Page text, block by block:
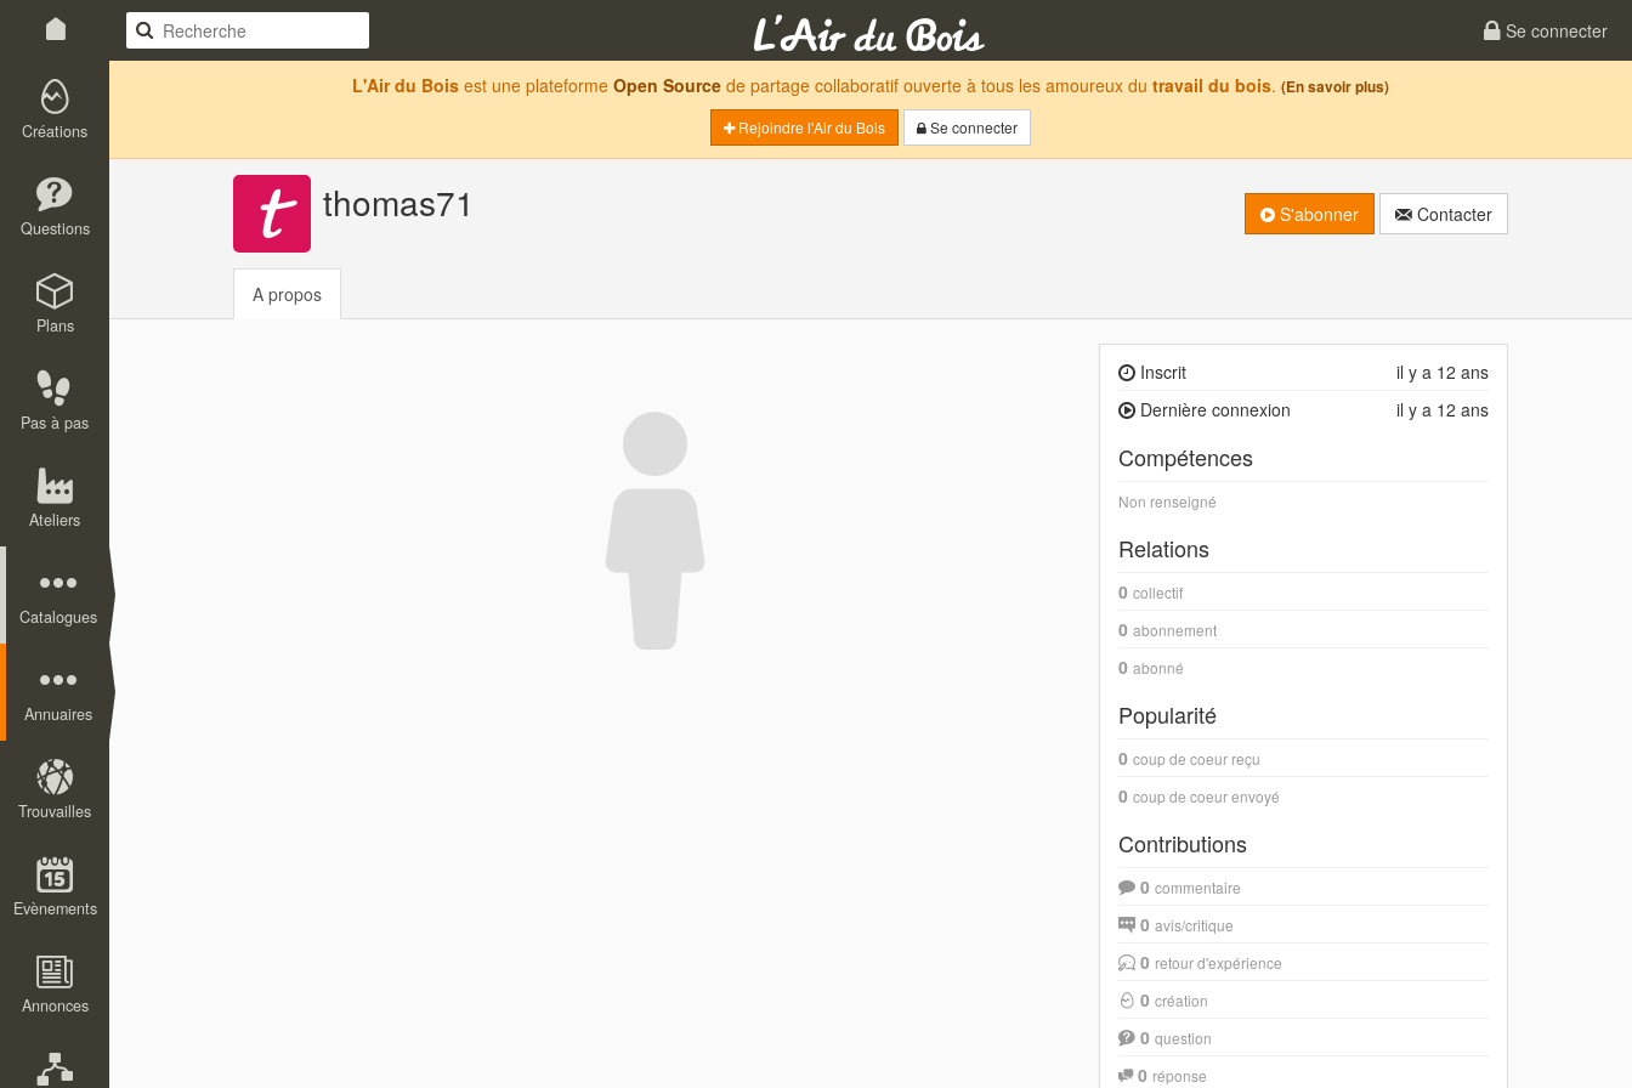
Se connecter
Créations
Questions
Plans
Pas à pas
Ateliers
Catalogues
Annuaires
Trouvailles
Evènements
Annonces
L'Air du Bois est une plateforme Open Source de partage collaboratif ouverte à tous les amoureux du travail du bois. (En savoir plus)
Rejoindre l'Air du Bois
Se connecter
thomas71 S'abonner Contacter
A propos
il y a 12 ans
Inscrit
il y a 12 ans
Dernière connexion
Compétences
Non renseigné
Relations
0 collectif
0 abonnement
0 abonné
Popularité
0 coup de coeur reçu
0 coup de coeur envoyé
Contributions
0 commentaire
0 avis/critique
0 retour d'expérience
0 création
0 question
0 réponse